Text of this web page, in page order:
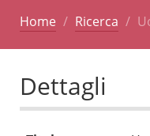
Home Ricerca
Dettagli